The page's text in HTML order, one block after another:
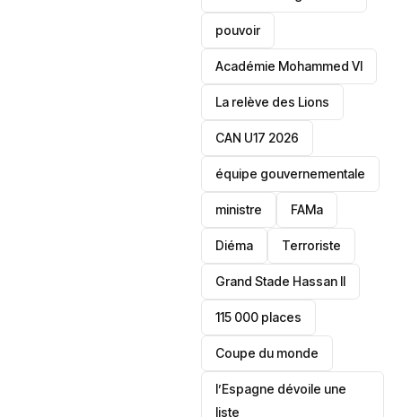
pouvoir
Académie Mohammed VI
La relève des Lions
CAN U17 2026
équipe gouvernementale
ministre FAMa
Diéma Terroriste
Grand Stade Hassan II
115 000 places
‎Coupe du monde
l’Espagne dévoile une
liste